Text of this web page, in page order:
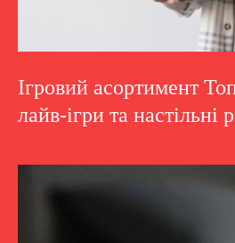
Ігровий асортимент
лайв-ігри та настільні